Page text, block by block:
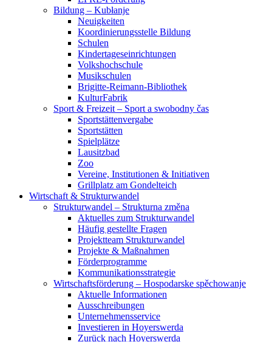
Bildung – Kubłanje
Neuigkeiten
Koordinierungsstelle Bildung
Schulen
Kindertageseinrichtungen
Volkshochschule
Musikschulen
Brigitte-Reimann-Bibliothek
KulturFabrik
Sport & Freizeit – Sport a swobodny čas
Sportstättenvergabe
Sportstätten
Spielplätze
Lausitzbad
Zoo
Vereine, Institutionen & Initiativen
Grillplatz am Gondelteich
Wirtschaft & Strukturwandel
Strukturwandel – Strukturna změna
Aktuelles zum Strukturwandel
Häufig gestellte Fragen
Projektteam Strukturwandel
Projekte & Maßnahmen
Förderprogramme
Kommunikationsstrategie
Wirtschaftsförderung – Hospodarske spěchowanje
Aktuelle Informationen
Ausschreibungen
Unternehmensservice
Investieren in Hoyerswerda
Zurück nach Hoyerswerda